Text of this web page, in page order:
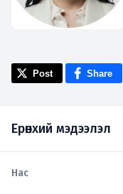
Post Share
Ерөнхий мэдээлэл
Нас